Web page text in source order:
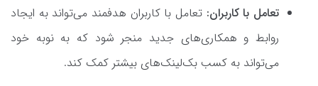
تعامل با کاربران: تعامل با کاربران هدفمند می‌تواند به ایجاد
روابط و همکاری‌های جدید منجر شود که به نوبه خود
می‌تواند به کسب بک‌لینک‌های بیشتر کمک کند.